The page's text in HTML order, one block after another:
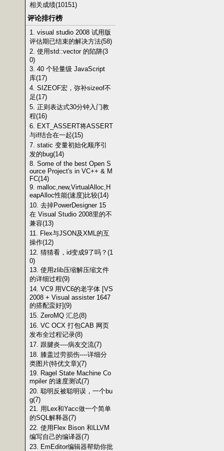
相关成绩(10151)
评论排行榜
1. visual studio 2008 试用版
评估期已结束的解决方法(58)
2. 使用std::vector 的陷阱(3
0)
3. 40 个轻量级 JavaScript
库(17)
4. SIZEOF宏，弥补sizeof不
足(17)
5. 正则表达式30分钟入门教
程(16)
6. EXT_ASSERT将ASSERT
与if结合在一起(15)
7. static 变量初始化顺序引
发的bug(14)
8. Some of the best Open S
ource Project's in VC++ & M
FC(14)
9. malloc,new,VirtualAlloc,H
eapAlloc性能(速度)比较(14)
10. 去掉PowerDesigner 15
在 Visual Studio 2008里的不
兼容(13)
11. Flex与JSON及XML的互
操作(12)
12. 猜猜看，id变成9了吗？(1
0)
13. 使用zlib压缩解压缩文件
的详细过程(9)
14. VC9 用VC6的老字体 [VS
2008 + Visual assister 1647
的搭配蛮好](9)
15. ZeroMQ 汇总(8)
16. VC OCX 打包CAB 网页
发布全过程记录(8)
17. 跟腱炎----病友交流(7)
18. 膝盖过劳损伤----详细分
类图片(特优文章)(7)
19. Ragel State Machine Co
mpiler 的速度测试(7)
20. 聪明反被聪明误，一个bu
g(7)
21. 用Lex和Yacc做一个简单
的SQL解释器(7)
22. 使用Flex Bison 和LLVM
编写自己的编译器(7)
23. EmEditor编辑器帮助你批